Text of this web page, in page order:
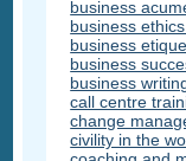
business
business
business
business
business
call centre
change
civility in the